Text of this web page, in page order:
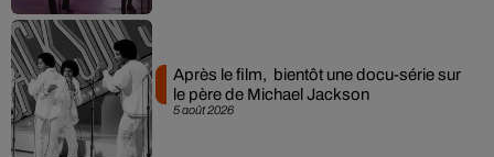
5 août 2026
Après le film, bientôt une docu-série sur
le père de Michael Jackson